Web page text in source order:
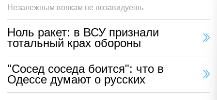
Незалежным воякам не позавидуешь
Ноль ракет: в ВСУ признали
тотальный крах обороны
"Сосед соседа боится": что в
Одессе думают о русских